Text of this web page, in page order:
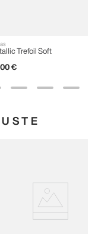
Trefoil Soft
00 €